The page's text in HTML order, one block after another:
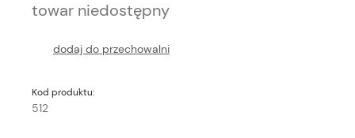
towar niedostępny
dodaj do przechowalni
Kod produktu:
512